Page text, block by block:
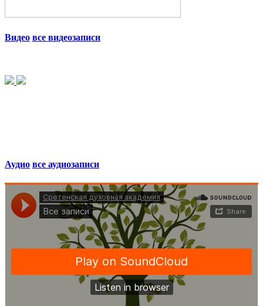
Видео все видеозаписи
Аудио все аудиозаписи